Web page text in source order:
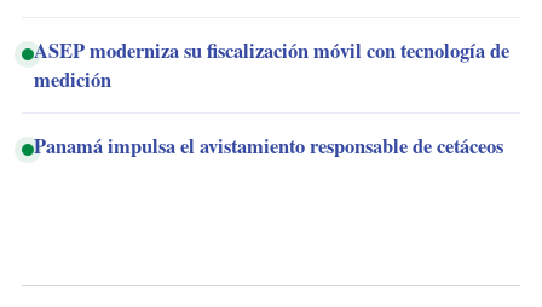
ASEP moderniza su fiscalización móvil con tecnología de
medición
Panamá impulsa el avistamiento responsable de cetáceos